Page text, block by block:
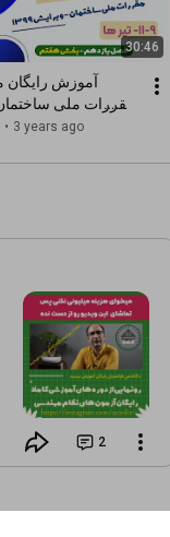
30:46
• 3 years ago
2